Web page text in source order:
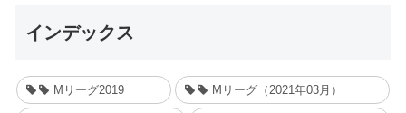
インデックス
Mリーグ2019 Mリーグ（2021年03月）